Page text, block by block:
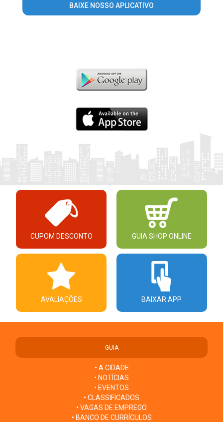
BAIXE NOSSO APLICATIVO
CUPOM DESCONTO GUIA SHOP ONLINE
AVALIAÇÕES BAIXAR APP
GUIA
• A CIDADE
• NOTÍCIAS
• EVENTOS
• CLASSIFICADOS
• VAGAS DE EMPREGO
• BANCO DE CURRÍCULOS